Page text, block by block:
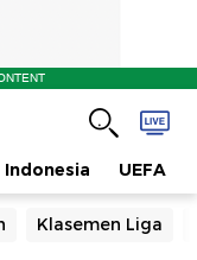
Indonesia UEFA
Klasemen Liga